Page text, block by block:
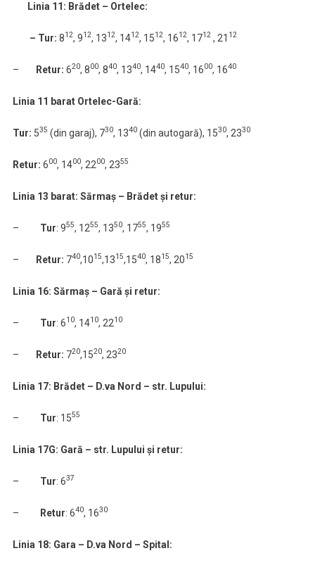
Linia 11: Brădet – Ortelec:
– Tur: 812, 912, 1312, 1412, 1512, 1612, 1712 , 21 12
– Retur: 620, 800, 840, 1340, 1440, 1540, 1600, 1640
Linia 11 barat Ortelec-Gară:
Tur: 535 (din garaj), 730, 1340(din autogară), 1530, 2330
Retur: 600, 1400, 2200, 2355
Linia 13 barat: Sărmaș – Brădet și retur:
– Tur: 955, 1255, 1350, 1755, 1955
– Retur: 740,1015,1315,1540, 1815, 2015
Linia 16: Sărmaș – Gară și retur:
– Tur: 610, 1410, 2210
– Retur: 720,1520, 2320
Linia 17: Brădet – D.va Nord – str. Lupului:
– Tur: 1555
Linia 17G: Gară – str. Lupului și retur:
– Tur: 637
– Retur: 640, 1630
Linia 18: Gara – D.va Nord – Spital: